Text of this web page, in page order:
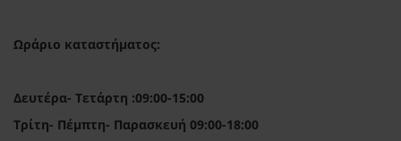
Ωράριο καταστήματος:
Δευτέρα- Τετάρτη :09:00-15:00
Τρίτη- Πέμπτη- Παρασκευή 09:00-18:00